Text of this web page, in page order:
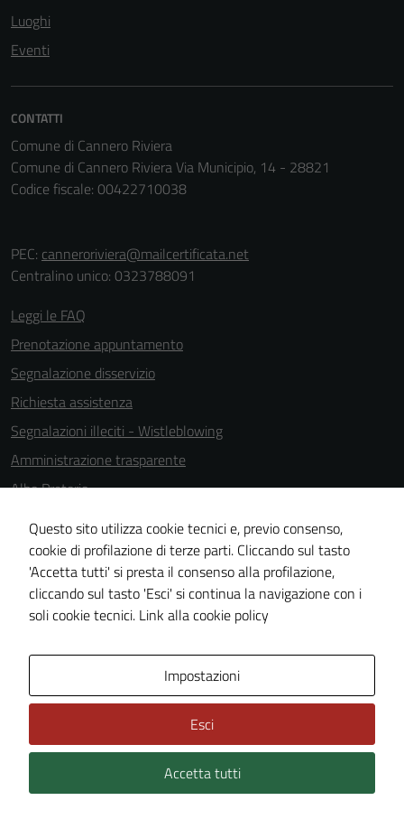
Luoghi
Eventi
CONTATTI
Comune di Cannero Riviera
Comune di Cannero Riviera Via Municipio, 14 - 28821
Codice fiscale: 00422710038
PEC: canneroriviera@mailcertificata.net
Centralino unico: 0323788091
Leggi le FAQ
Prenotazione appuntamento
Segnalazione disservizio
Richiesta assistenza
Segnalazioni illeciti - Wistleblowing
Amministrazione trasparente
Albo Pretorio
Informativa privacy
Note legali
Dichiarazione di accessibilità
Cookie Policy
Technical Design s.r.l.
Questo sito utilizza cookie tecnici e, previo consenso,
cookie di profilazione di terze parti. Cliccando sul tasto
'Accetta tutti' si presta il consenso alla profilazione,
cliccando sul tasto 'Esci' si continua la navigazione con i
soli cookie tecnici. Link alla cookie policy
Impostazioni
Esci
Accetta tutti
personali.
Questi cookie
servizi esterni
di questi
cookies può
peggiore la
navigazione e
la fruizione
delle
funzionalità
del sito.
our website